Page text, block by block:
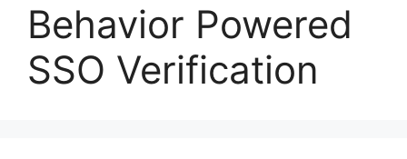
Behavior Powered
SSO Verification